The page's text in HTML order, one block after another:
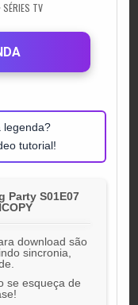
POSTED
IN
SÉRIES TV
legenda?
tutorial!
Party S01E07
download são
sincronia,
se esqueça de